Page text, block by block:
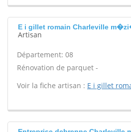
E i gillet romain Charleville
Artisan
Département: 08
Rénovation de parquet -
Voir la fiche artisan : E i gillet